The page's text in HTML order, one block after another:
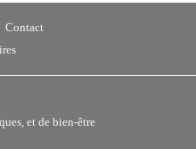
Contact
et de bien-être